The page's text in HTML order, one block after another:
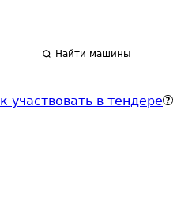
Найти машины
участвовать в тендере